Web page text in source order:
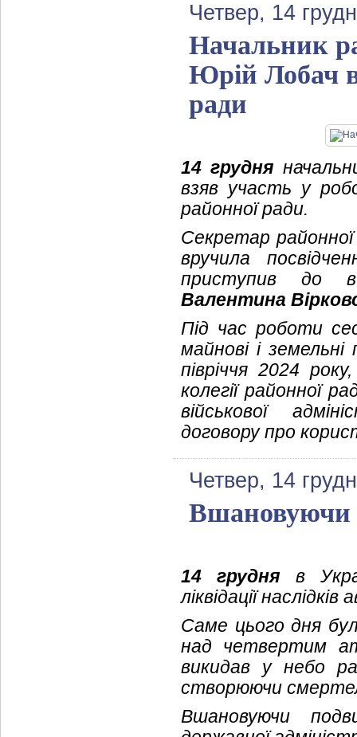
Четвер, 14
Начальник
Юрій Лобач
ради
14 грудня
взяв участь у
районної ради.
Секретар районної
вручила
приступив до
Валентина
Під час роботи
майнові і
півріччя 2024
колегії районної
військової
договору про
Четвер, 14
Вшановуючи
14 грудня в
ліквідації
Саме цього дня
над четвертим
викидав у небо
створюючи
Вшановуючи